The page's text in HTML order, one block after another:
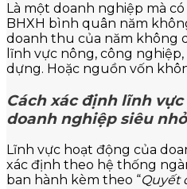
Là một doanh nghiệp mà
BHXH bình quân năm
doanh thu của năm không
lĩnh vực nông, công
dựng. Hoặc nguồn vốn
Cách xác định lĩnh
doanh nghiệp siêu nhỏ
Lĩnh vực hoạt động của
xác định theo hệ thống
ban hành kèm theo “Quyết